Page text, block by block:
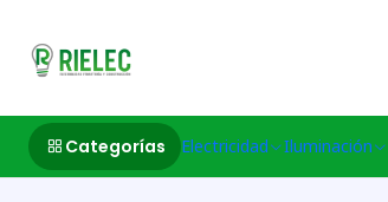
Categorías Electricidad Iluminación